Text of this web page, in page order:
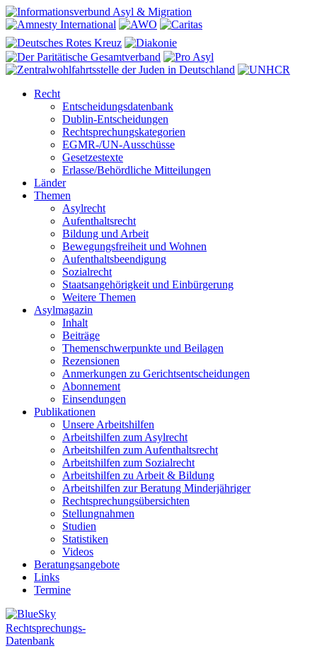
Recht
Entscheidungsdatenbank
Dublin-Entscheidungen
Rechtsprechungskategorien
EGMR-/UN-Ausschüsse
Gesetzestexte
Erlasse/Behördliche Mitteilungen
Länder
Themen
Asylrecht
Aufenthaltsrecht
Bildung und Arbeit
Bewegungsfreiheit und Wohnen
Aufenthaltsbeendigung
Sozialrecht
Staatsangehörigkeit und Einbürgerung
Weitere Themen
Asylmagazin
Inhalt
Beiträge
Themenschwerpunkte und Beilagen
Rezensionen
Anmerkungen zu Gerichtsentscheidungen
Abonnement
Einsendungen
Publikationen
Unsere Arbeitshilfen
Arbeitshilfen zum Asylrecht
Arbeitshilfen zum Aufenthaltsrecht
Arbeitshilfen zum Sozialrecht
Arbeitshilfen zu Arbeit & Bildung
Arbeitshilfen zur Beratung Minderjähriger
Rechtsprechungsübersichten
Stellungnahmen
Studien
Statistiken
Videos
Beratungsangebote
Links
Termine
Rechtsprechungs-
Datenbank